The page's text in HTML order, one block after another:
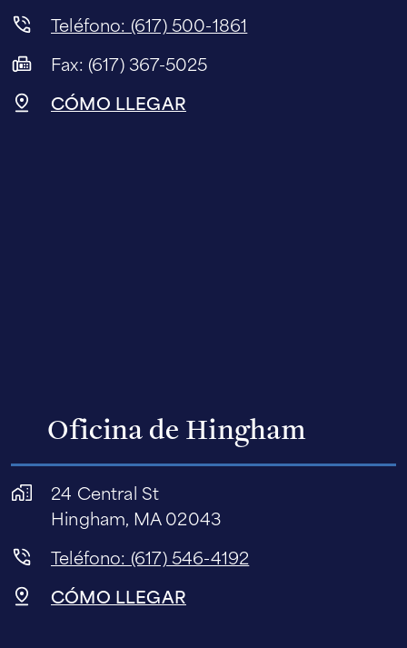
Teléfono: (617) 500-1861
Fax: (617) 367-5025
CÓMO LLEGAR
Oficina de Hingham
24 Central St
Hingham, MA 02043
Teléfono: (617) 546-4192
CÓMO LLEGAR